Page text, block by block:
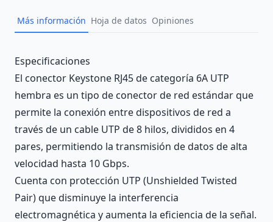
Más información Hoja de datos Opiniones
Description
Especificaciones
El conector Keystone RJ45 de categoría 6A UTP
hembra es un tipo de conector de red estándar que
permite la conexión entre dispositivos de red a
través de un cable UTP de 8 hilos, divididos en 4
pares, permitiendo la transmisión de datos de alta
velocidad hasta 10 Gbps.
Cuenta con protección UTP (Unshielded Twisted
Pair) que disminuye la interferencia
electromagnética y aumenta la eficiencia de la señal.